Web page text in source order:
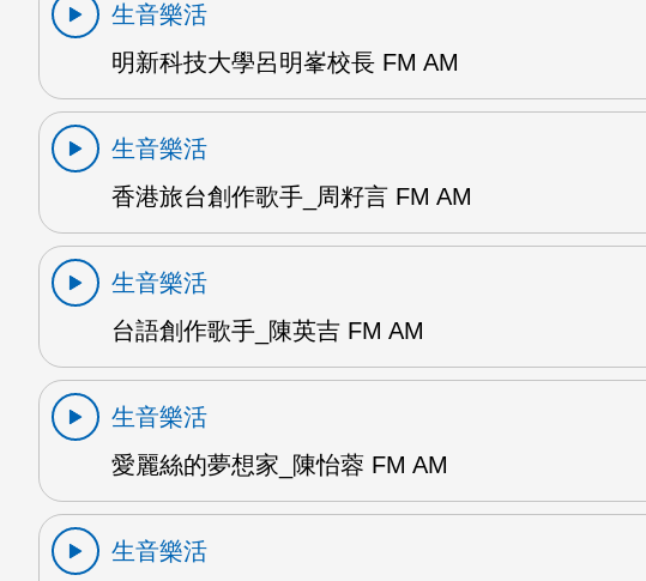
生音樂活
明新科技大學呂明峯校長 FM AM
生音樂活
香港旅台創作歌手_周籽言 FM AM
生音樂活
台語創作歌手_陳英吉 FM AM
生音樂活
愛麗絲的夢想家_陳怡蓉 FM AM
生音樂活